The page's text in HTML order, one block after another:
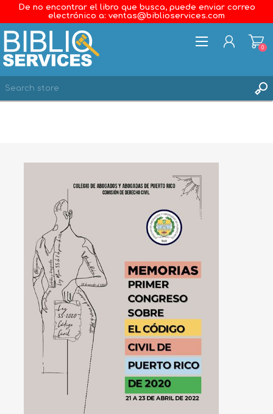
De no encontrar el libro que busca, puede enviar correo
electrónico a: ventas@biblioservices.com
0